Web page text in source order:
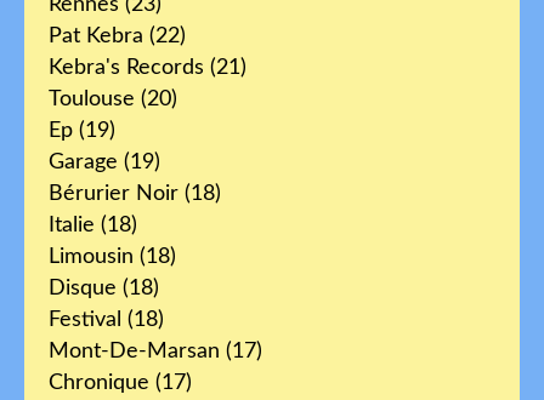
Rennes (23)
Pat Kebra (22)
Kebra's Records (21)
Toulouse (20)
Ep (19)
Garage (19)
Bérurier Noir (18)
Italie (18)
Limousin (18)
Disque (18)
Festival (18)
Mont-De-Marsan (17)
Chronique (17)